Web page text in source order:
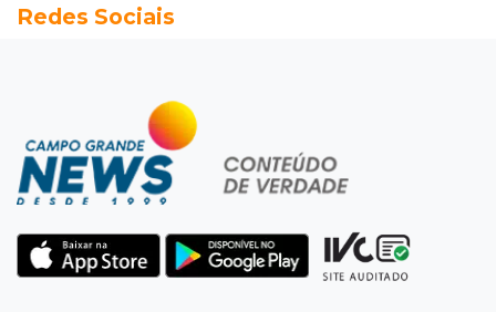
Justiça manda periciar obra construída perto
Fronteira
PRF encontra 420 kg de cocaína em fundo
falso e prende pai e filho
A fragilização da verdade na era digital
Redes Sociais